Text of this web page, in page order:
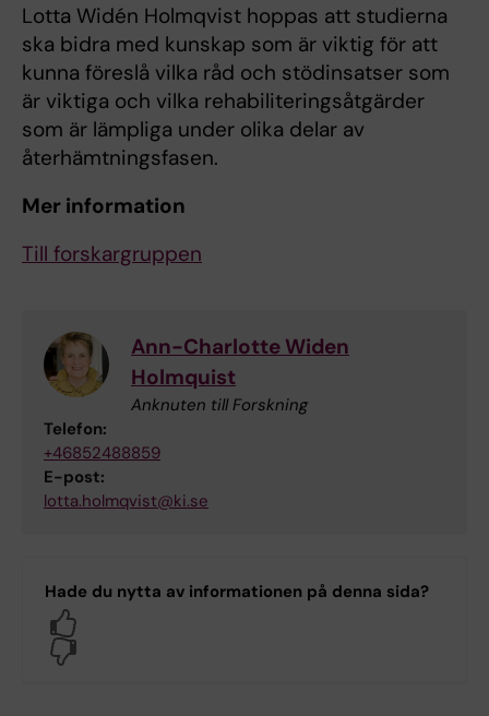
Lotta Widén Holmqvist hoppas att studierna
ska bidra med kunskap som är viktig för att
kunna föreslå vilka råd och stödinsatser som
är viktiga och vilka rehabiliteringsåtgärder
som är lämpliga under olika delar av
återhämtningsfasen.
Mer information
Till forskargruppen
Ann-Charlotte Widen
Holmquist
Anknuten till Forskning
Telefon:
+46852488859
E-post:
lotta.holmqvist@ki.se
Hade du nytta av informationen på denna sida?